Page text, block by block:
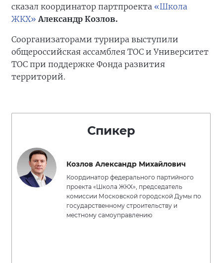
сказал координатор партпроекта «Школа
ЖКХ» Александр Козлов.
Соорганизаторами турнира выступили
общероссийская ассамблея ТОС и Университет
ТОС при поддержке Фонда развития
территорий.
Спикер
Козлов Александр Михайлович
Координатор федерального партийного
проекта «Школа ЖКХ», председатель
комиссии Московской городской Думы по
государственному строительству и
местному самоуправлению